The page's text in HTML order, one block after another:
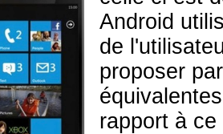
Android
de
proposer
rapport à